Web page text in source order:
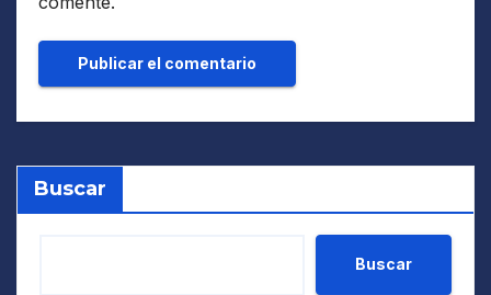
Buscar
Buscar